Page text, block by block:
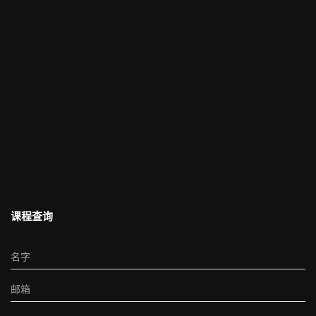
课程查询
名字
邮箱